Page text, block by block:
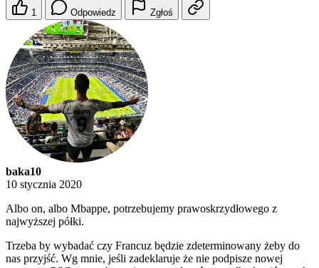
1 Odpowiedz Zgłoś
baka10
10 stycznia 2020
Albo on, albo Mbappe, potrzebujemy prawoskrzydłowego z
najwyższej półki.
Trzeba by wybadać czy Francuz będzie zdeterminowany żeby do
nas przyjść. Wg mnie, jeśli zadeklaruje że nie podpisze nowej